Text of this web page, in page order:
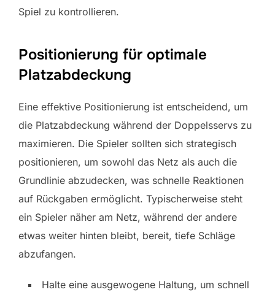
Spiel zu kontrollieren.
Positionierung für optimale
Platzabdeckung
Eine effektive Positionierung ist entscheidend, um
die Platzabdeckung während der Doppelsservs zu
maximieren. Die Spieler sollten sich strategisch
positionieren, um sowohl das Netz als auch die
Grundlinie abzudecken, was schnelle Reaktionen
auf Rückgaben ermöglicht. Typischerweise steht
ein Spieler näher am Netz, während der andere
etwas weiter hinten bleibt, bereit, tiefe Schläge
abzufangen.
Halte eine ausgewogene Haltung, um schnell